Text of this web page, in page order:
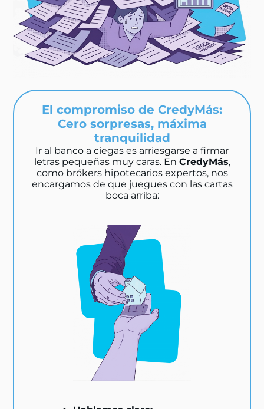
El compromiso de CredyMás:
Cero sorpresas, máxima
tranquilidad
Ir al banco a ciegas es arriesgarse a firmar
letras pequeñas muy caras. En CredyMás,
como brókers hipotecarios expertos, nos
encargamos de que juegues con las cartas
boca arriba: